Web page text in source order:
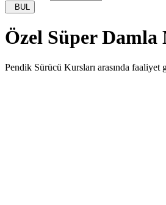
BUL
Özel Süper
Pendik Sürücü Kursları arasında